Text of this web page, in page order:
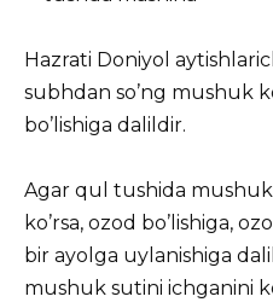
Hazrati Doniyol
subhdan so’ng mushuk
bo’lishiga dalildir.
Agar qul tushida
ko’rsa, ozod bo’lishiga,
bir ayolga uylanishiga
mushuk sutini ichganini